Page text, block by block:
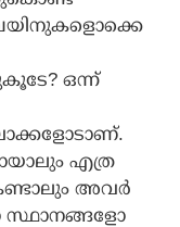
ഒന്ന്
എത്ര
അവര്‍
സ്ഥാനങ്ങളോ